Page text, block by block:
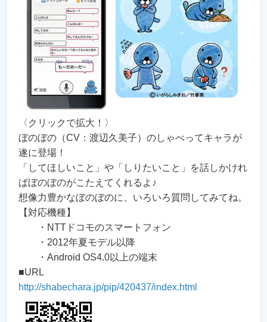
〈クリックで拡大！〉
ぼのぼの（CV：渡辺久美子）のしゃべってキャラが
遂に登場！
「してほしいこと」や「しりたいこと」を話しかけれ
ばぼのぼのがこたえてくれるよ♪
想像力豊かなぼのぼのに、いろいろ質問してみてね。
【対応機種】
・NTTドコモのスマートフォン
・2012年夏モデル以降
・Android OS4.0以上の端末
■URL
http://shabechara.jp/pip/420437/index.html